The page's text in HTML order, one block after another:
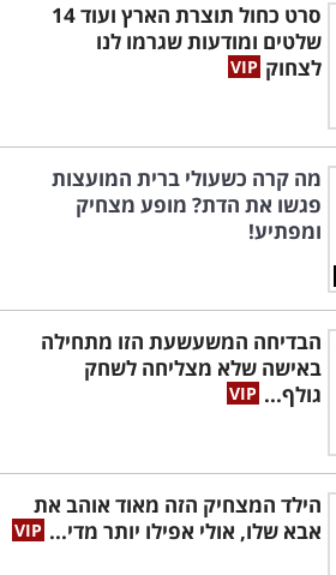
סרט כחול תוצרת הארץ ועוד 14
שלטים ומודעות שגרמו לנו
לצחוק
מה קרה כשעולי ברית המועצות
פגשו את הדת? מופע מצחיק
ומפתיע!
הבדיחה המשעשעת הזו מתחילה
באישה שלא מצליחה לשחק
גולף...
הילד המצחיק הזה מאוד אוהב את
אבא שלו, אולי אפילו יותר מדי...